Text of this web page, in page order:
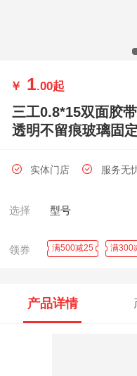
￥ 1.00起
三工0.8*15双面胶
透明不留痕玻璃固
卷）每卷长15Y
实体门店 服务无
选择 型号
领券 满500减25 满300
产品详情